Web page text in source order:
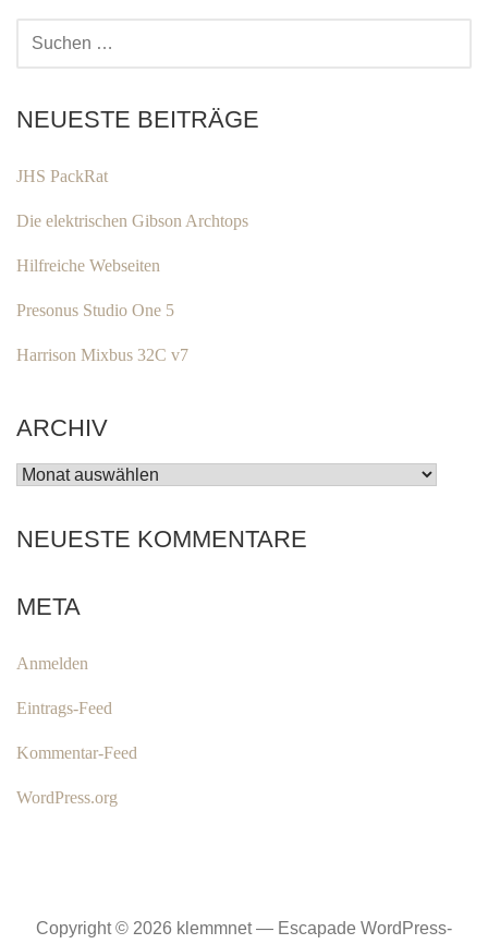
NEUESTE BEITRÄGE
JHS PackRat
Die elektrischen Gibson Archtops
Hilfreiche Webseiten
Presonus Studio One 5
Harrison Mixbus 32C v7
ARCHIV
ARCHIV
NEUESTE KOMMENTARE
META
Anmelden
Eintrags-Feed
Kommentar-Feed
WordPress.org
Copyright © 2026 klemmnet — Escapade WordPress-